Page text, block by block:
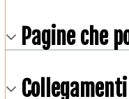
Pagine che